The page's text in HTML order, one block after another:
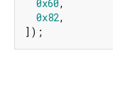
0x60,
0x82,
]);